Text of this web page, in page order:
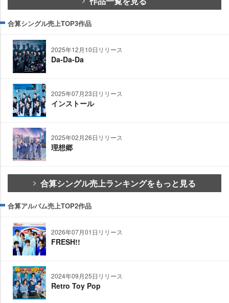
合算シングル売上TOP3作品
2025年12月10日リリース
Da-Da-Da
2025年07月23日リリース
インストール
2025年02月26日リリース
理想郷
合算シングル売上ランキングをもっと見る
合算アルバム売上TOP2作品
2026年07月01日リリース
FRESH!!
2024年09月25日リリース
Retro Toy Pop